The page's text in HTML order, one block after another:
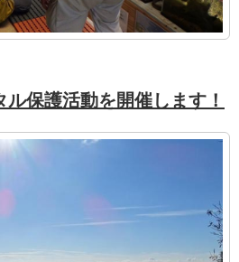
ル保護活動を開催します！